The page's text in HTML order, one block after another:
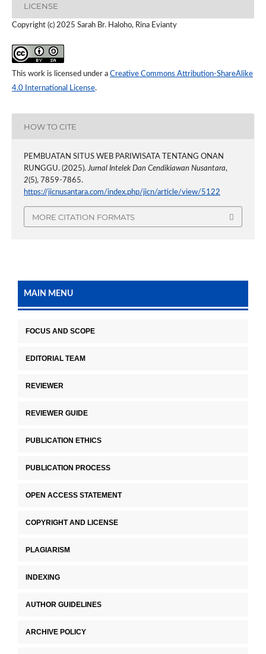
LICENSE
Copyright (c) 2025 Sarah Br. Haloho, Rina Evianty
This work is licensed under a Creative Commons Attribution-ShareAlike
4.0 International License.
HOW TO CITE
PEMBUATAN SITUS WEB PARIWISATA TENTANG ONAN
RUNGGU. (2025).Jurnal Intelek Dan Cendikiawan Nusantara,
2(5), 7859-7865.
https://jicnusantara.com/index.php/jicn/article/view/5122
MORE CITATION FORMATS
MAIN MENU
FOCUS AND SCOPE
EDITORIAL TEAM
REVIEWER
REVIEWER GUIDE
PUBLICATION ETHICS
PUBLICATION PROCESS
OPEN ACCESS STATEMENT
COPYRIGHT AND LICENSE
PLAGIARISM
INDEXING
AUTHOR GUIDELINES
ARCHIVE POLICY